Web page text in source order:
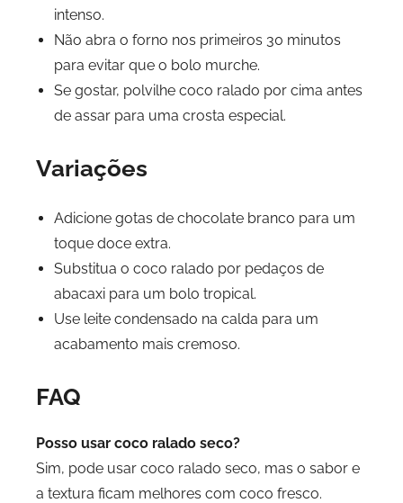
intenso.
Não abra o forno nos primeiros 30 minutos
para evitar que o bolo murche.
Se gostar, polvilhe coco ralado por cima antes
de assar para uma crosta especial.
Variações
Adicione gotas de chocolate branco para um
toque doce extra.
Substitua o coco ralado por pedaços de
abacaxi para um bolo tropical.
Use leite condensado na calda para um
acabamento mais cremoso.
FAQ
Posso usar coco ralado seco?
Sim, pode usar coco ralado seco, mas o sabor e
a textura ficam melhores com coco fresco.